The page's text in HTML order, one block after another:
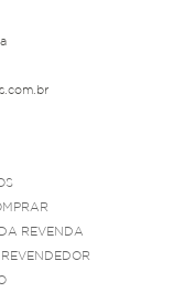
REVENDA